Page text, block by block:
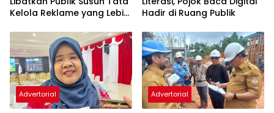
Kelola Reklame yang Lebih
Hadir di Ruang Publik
Advertorial Advertorial